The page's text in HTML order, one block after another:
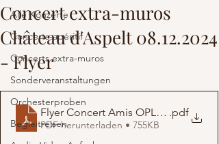
Alle Konzerte
Concerts-apéritif
Concerts extra-muros
Sonderveranstaltungen
Orchesterproben
Begleitreisen
Concert extra-muros
Château d'Aspelt 08.12.2024
- Flyer
Flyer Concert Amis OPL (extra-muros
.pdf
PDF herunterladen • 755KB